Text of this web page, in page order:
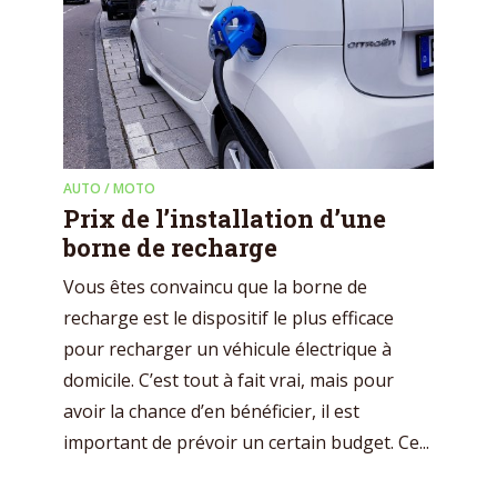
AUTO / MOTO
Prix de l’installation d’une
borne de recharge
Vous êtes convaincu que la borne de
recharge est le dispositif le plus efficace
pour recharger un véhicule électrique à
domicile. C’est tout à fait vrai, mais pour
avoir la chance d’en bénéficier, il est
important de prévoir un certain budget. Ce...